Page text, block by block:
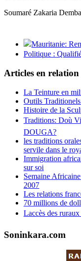
Soumaré Zakaria Demba
Mauritanie:
Politique :
Articles en relation
La Teinture en
Outils
Histoire de la
Traditions: Doù
DOUGA?
les traditions
servile dans le
Immigration
sur soi
Semaine
2007
Les relations
70 millions de
Laccès des
Soninkara.com